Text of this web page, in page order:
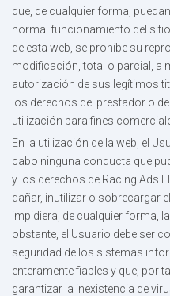
que, de cualquier forma,
normal funcionamiento del
de esta web, se prohíbe su
modificación, total o parcial, a
autorización de sus legítimos
los derechos del prestador o
utilización para fines
En la utilización de la web, el
cabo ninguna conducta que
y los derechos de Racing Ads
dañar, inutilizar o sobrecargar
impidiera, de cualquier forma,
obstante, el Usuario debe ser
seguridad de los sistemas
enteramente fiables y que, por
garantizar la inexistencia de